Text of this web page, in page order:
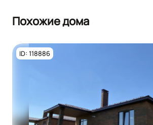
Похожие дома
ID: 118886